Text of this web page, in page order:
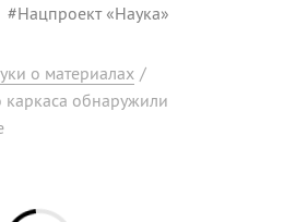
#Нацпроект «Наука»
о материалах /
каркаса обнаружили